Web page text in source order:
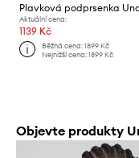
Aktuální cena:
1139 Kč
Běžná cena:1899 Kč
Nejnižší cena:1899 Kč
Objevte produkty